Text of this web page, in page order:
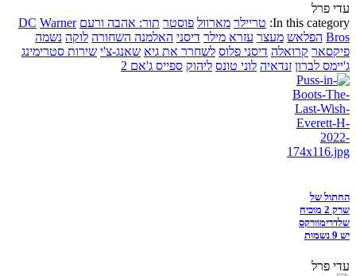
עדי פרל
In this category: טריילר מארוול פוסטר תור: אהבה ורעם DC Warner
Bros הפלאש מעצר עזרא מילר דיסני האלמנה השחורה לוקה נשמה
פיקסאר קרואלה דיסני פלוס לשחרר את גיא שאנג-צ'י שירות סטרימינג
ג'יימס לברון זנדאיה לוני טונס ליהוק ספייס ג'אם 2
החתול של
שרק 2 מוכיח
שלדרימוורקס
יש 9 נשמות
עדי פרל